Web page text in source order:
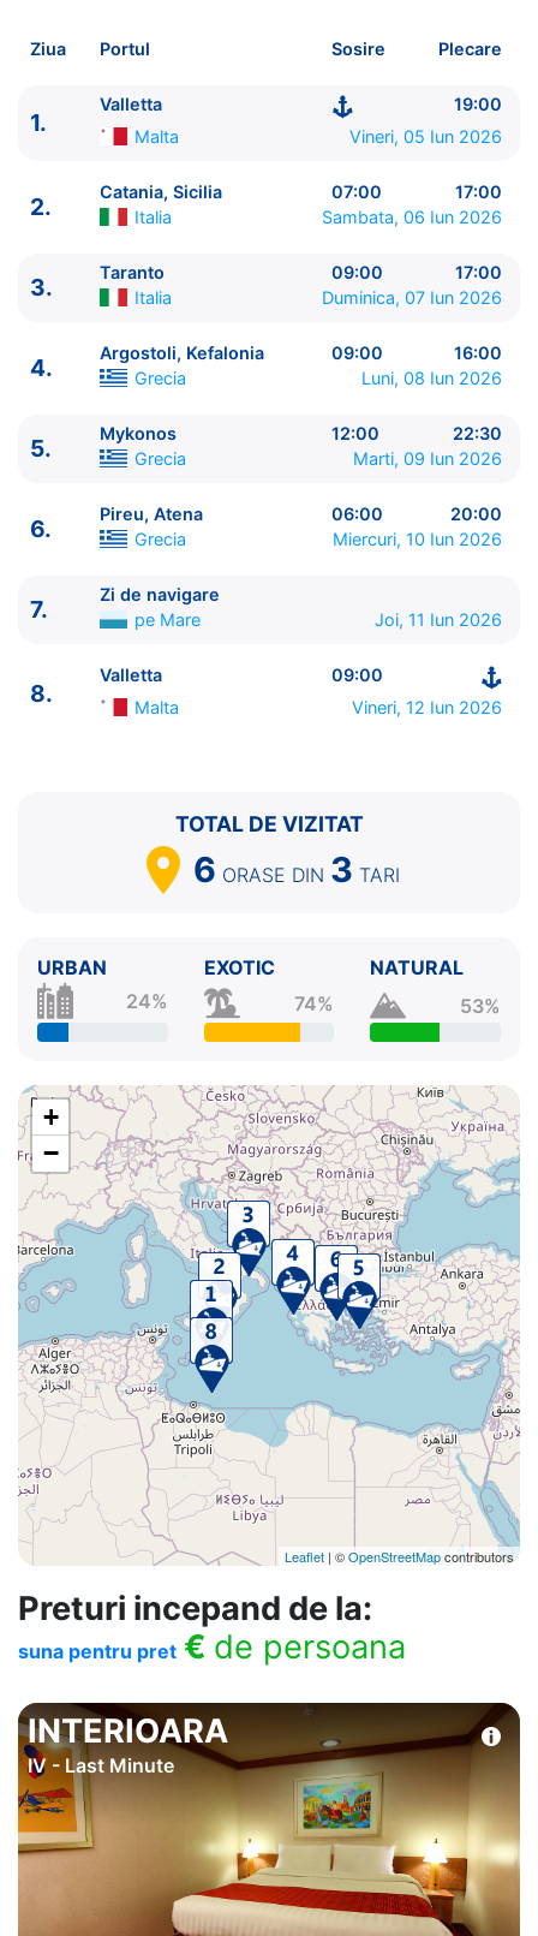
Plecare pe 05 Iun 2026 din Valletta, Malta
Costa Cruises
ITINERARIU
----------------------------------------
1. Valletta Malta
Taranto Italia 09:00 - 17:00
4.
Argostoli, Kefalonia
09:00 - 16:00
6.
Pireu, Atena
06:00 - 20:00
7. Zi de navigare
0:00 - 0:00
Ziua Portul Sosire Plecare
1.
Valletta
19:00
Malta
Vineri, 05 Iun 2026
2.
Catania, Sicilia 07:00
17:00
Italia
Sambata, 06 Iun 2026
3.
Taranto 09:00
17:00
Italia
Duminica, 07 Iun 2026
4.
Argostoli, Kefalonia 09:00
16:00
Grecia
Luni, 08 Iun 2026
5.
Mykonos 12:00
22:30
Grecia
Marti, 09 Iun 2026
6.
Pireu, Atena 06:00
20:00
Grecia
Miercuri, 10 Iun 2026
7.
Zi de navigare
pe Mare
Joi, 11 Iun 2026
8.
Valletta
09:00
Malta
Vineri, 12 Iun 2026
TOTAL DE VIZITAT
6 ORASE DIN 3 TARI
URBAN
24%
EXOTIC
74%
NATURAL
53%
+
−
Leaflet | ©OpenStreetMapcontributors
Preturi incepand de la:
suna pentru pret € de persoana
INTERIOARA
IV - Last Minute